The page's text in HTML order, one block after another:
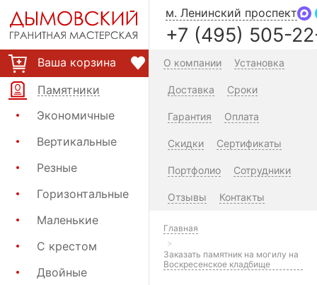
Ваша корзина
Памятники
Экономичные
Вертикальные
Резные
Горизонтальные
Маленькие
С крестом
Двойные
м. Ленинский проспект
+7 (495) 505-
О компании Установка
Доставка Сроки
Гарантия Оплата
Скидки Сертификаты
Портфолио Сотрудники
Отзывы Контакты
Главная
Заказать памятник на могилу на
Воскресенское кладбище